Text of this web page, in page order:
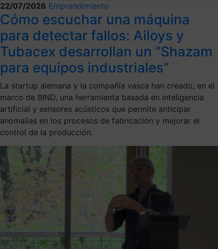
22/07/2026 Emprendimiento
Cómo escuchar una máquina
para detectar fallos: Ailoys y
Tubacex desarrollan un “Shazam
para equipos industriales”
La startup alemana y la compañía vasca han creado, en el
marco de BIND, una herramienta basada en inteligencia
artificial y sensores acústicos que permite anticipar
anomalías en los procesos de fabricación y mejorar el
control de la producción.